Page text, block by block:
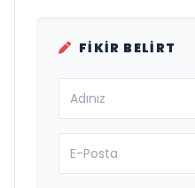
FIKIR BELIRT